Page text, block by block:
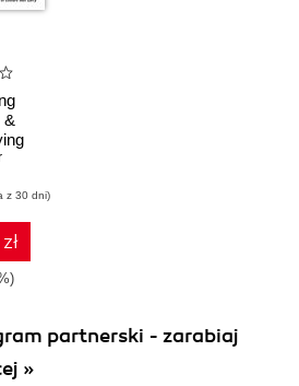
&
z 30 dni)
partnerski - zarabiaj
»